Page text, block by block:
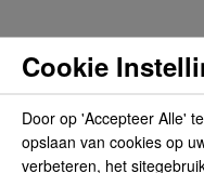
Schrijf de eerste review
Cookie
Door op 'Accepteer Alle'
opslaan van cookies op
verbeteren, het